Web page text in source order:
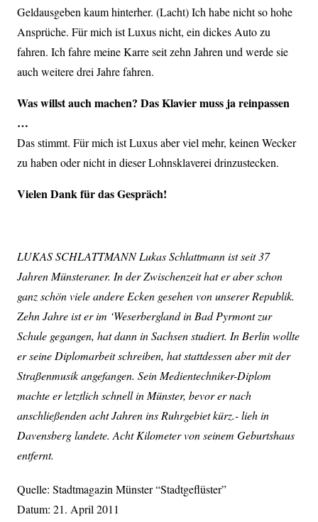
Geldausgeben kaum hinterher. (Lacht) Ich habe nicht so hohe
Ansprüche. Für mich ist Luxus nicht, ein dickes Auto zu
fahren. Ich fahre meine Karre seit zehn Jahren und werde sie
auch weitere drei Jahre fahren.
Was willst auch machen? Das Klavier muss ja reinpassen
…
Das stimmt. Für mich ist Luxus aber viel mehr, keinen Wecker
zu haben oder nicht in dieser Lohnsklaverei drinzustecken.
Vielen Dank für das Gespräch!
LUKAS SCHLATTMANN Lukas Schlattmann ist seit 37
Jahren Münsteraner. In der Zwischenzeit hat er aber schon
ganz schön viele andere Ecken gesehen von unserer Republik.
Zehn Jahre ist er im ‘Weserbergland in Bad Pyrmont zur
Schule gegangen, hat dann in Sachsen studiert. In Berlin wollte
er seine Diplomarbeit schreiben, hat stattdessen aber mit der
Straßenmusik angefangen. Sein Medientechniker-Diplom
machte er letztlich schnell in Münster, bevor er nach
anschließenden acht Jahren ins Ruhrgebiet kürz.- lieh in
Davensberg landete. Acht Kilometer von seinem Geburtshaus
entfernt.
Quelle: Stadtmagazin Münster “Stadtgeflüster”
Datum: 21. April 2011